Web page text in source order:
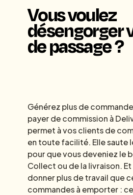
Vous voulez
désengorger
de passage ?
Générez plus de
payer de commission à
permet à vos clients de
en toute facilité. Elle saute
pour que vous deveniez le
Collect ou de la livraison. Et
donner plus de travail que
commandes à emporter :